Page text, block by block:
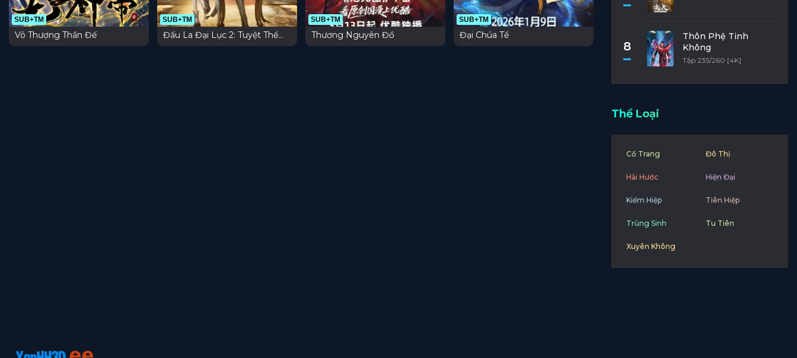
SUB+TM
Vô Thượng Thần Đế
SUB+TM
Đấu La Đại Lục 2: Tuyệt Thế
Đường Môn
SUB+TM
Thương Nguyên Đồ
SUB+TM
Đại Chúa Tể
8
Thôn Phệ Tinh
Không
Tập 235/260 [4K]
Thể Loại
Cổ Trang Đô Thị
Hài Hước Hiện Đại
Kiếm Hiệp Tiên Hiệp
Trùng Sinh Tu Tiên
Xuyên Không